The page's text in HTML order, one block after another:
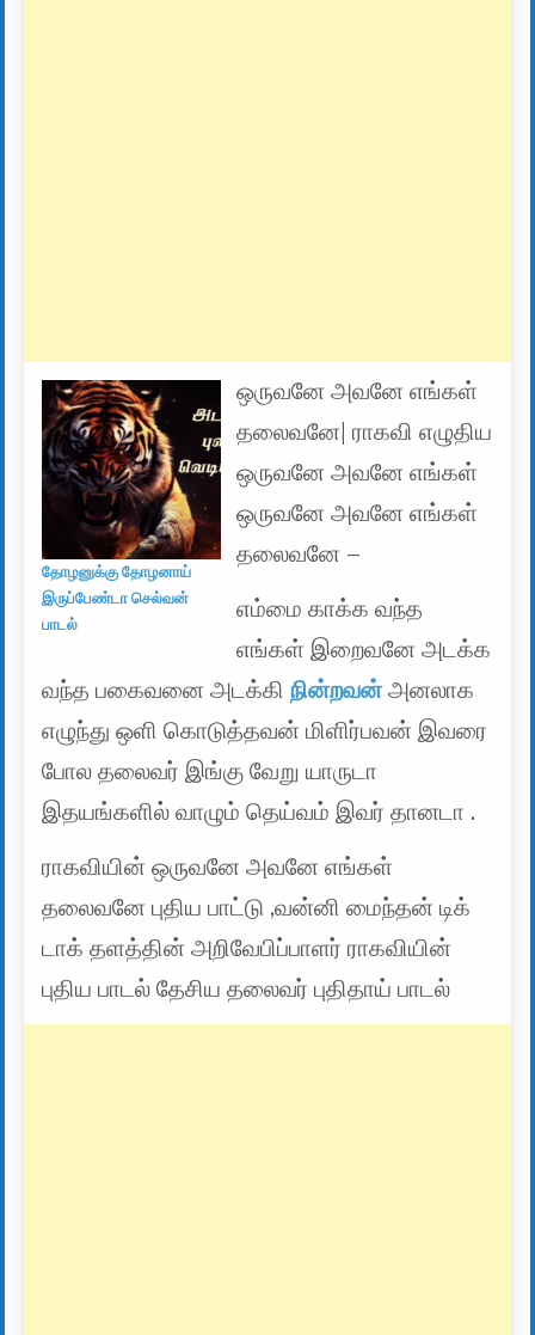
தோழனுக்கு தோழனாய்
இருப்பேண்டா செல்வன்
பாடல்
ஒருவனே அவனே எங்கள்
தலைவனே| ராகவி எழுதிய
ஒருவனே அவனே எங்கள்
ஒருவனே அவனே எங்கள்
தலைவனே –
எம்மை காக்க வந்த
எங்கள் இறைவனே அடக்க
வந்த பகைவனை அடக்கி நின்றவன்அனலாக
எழுந்து ஒளி கொடுத்தவன் மிளிர்பவன் இவரை
போல தலைவர் இங்கு வேறு யாருடா
இதயங்களில் வாழும் தெய்வம் இவர் தானடா .
ராகவியின் ஒருவனே அவனே எங்கள்
தலைவனே புதிய பாட்டு ,வன்னி மைந்தன் டிக்
டாக் தளத்தின் அறிவேபிப்பாளர் ராகவியின்
புதிய பாடல் தேசிய தலைவர் புதிதாய் பாடல்